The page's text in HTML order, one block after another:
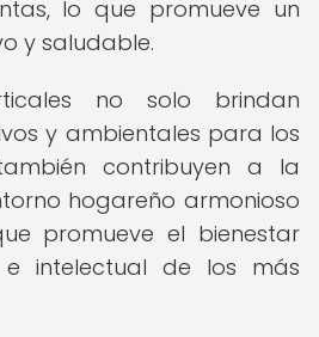
lo que promueve un
y saludable.
no solo brindan
y ambientales para los
contribuyen a la
hogareño armonioso
promueve el bienestar
e intelectual de los más